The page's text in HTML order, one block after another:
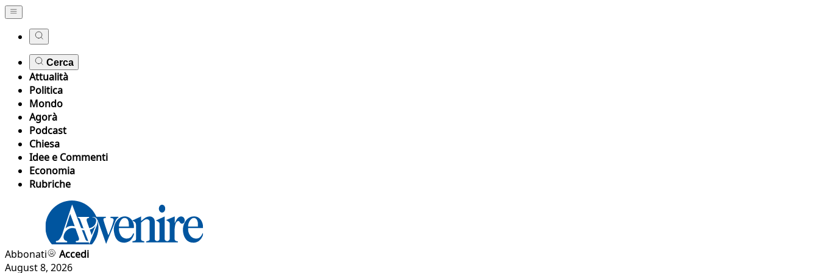
Cerca
Attualità
Politica
Mondo
Agorà
Podcast
Chiesa
Idee e Commenti
Economia
Rubriche
Abbonati
Accedi
August 8, 2026